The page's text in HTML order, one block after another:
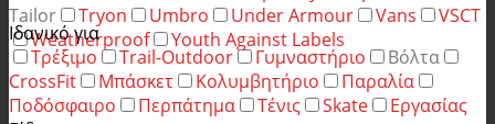
Tailor
Tryon Umbro Under Armour Vans
VSCT
Weatherproof
Youth Against Labels
Ιδανικό για
Τρέξιμο
Trail-Outdoor Γυμναστήριο
Βόλτα
CrossFit
Μπάσκετ Κολυμβητήριο
Παραλία
Ποδόσφαιρο
Περπάτημα Τένις Skate
Εργασίας